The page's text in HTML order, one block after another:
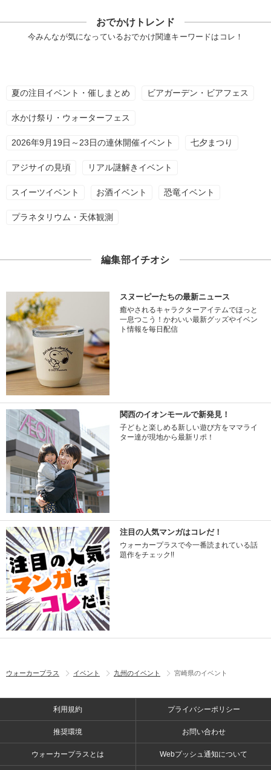
おでかけトレンド
今みんなが気になっているおでかけ関連キーワードはコレ！
夏の注目イベント・催しまとめ ビアガーデン・ビアフェス
水かけ祭り・ウォーターフェス
2026年9月19日～23日の連休開催イベント 七夕まつり
アジサイの見頃 リアル謎解きイベント
スイーツイベント お酒イベント 恐竜イベント
プラネタリウム・天体観測
編集部イチオシ
スヌーピーたちの最新ニュース
癒やされるキャラクターアイテムでほっと
一息つこう！かわいい最新グッズやイベン
ト情報を毎日配信
関西のイオンモールで新発見！
子どもと楽しめる新しい遊び方をママライ
ター達が現地から最新リポ！
注目の人気マンガはコレだ！
ウォーカープラスで今一番読まれている話
題作をチェック!!
ウォーカープラス イベント 九州のイベント 宮崎県のイベント
利用規約 プライバシーポリシー
推奨環境 お問い合わせ
ウォーカープラスとは Webプッシュ通知について